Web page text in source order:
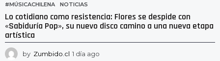
#MÚSICACHILENA ,NOTICIAS
Lo cotidiano como resistencia: Flores se despide con
«Sabiduría Pop», su nuevo disco camino a una nueva etapa
artística
by Zumbido.cl 1 día ago